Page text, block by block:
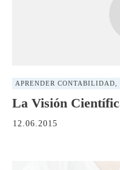
APRENDER CONTABILIDAD
La Visión
12.06.2015